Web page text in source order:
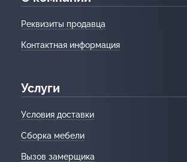
Реквизиты продавца
Контактная информация
Услуги
Условия доставки
Сборка мебели
Вызов замерщика